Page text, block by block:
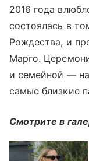
2016 года
состоялась в
Рождества, и
Марго.
и семейной —
самые близкие
Смотрите в